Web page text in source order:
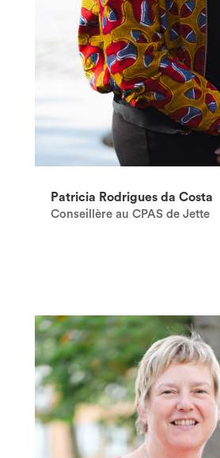
Patricia Rodrigues da Costa
Conseillère au CPAS de Jette